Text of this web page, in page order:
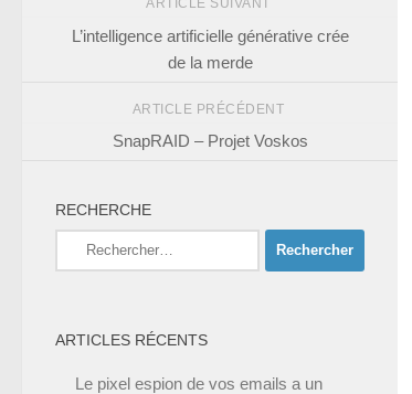
ARTICLE SUIVANT
L’intelligence artificielle générative crée
de la merde
ARTICLE PRÉCÉDENT
SnapRAID – Projet Voskos
RECHERCHE
Rechercher :
ARTICLES RÉCENTS
Le pixel espion de vos emails a un